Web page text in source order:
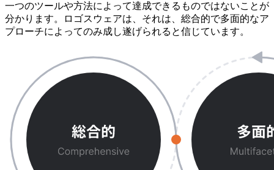
一つのツールや方法によって達成できるものではないことが
分かります。ロゴスウェアは、それは、総合的で多面的なア
プローチによってのみ成し遂げられると信じています。